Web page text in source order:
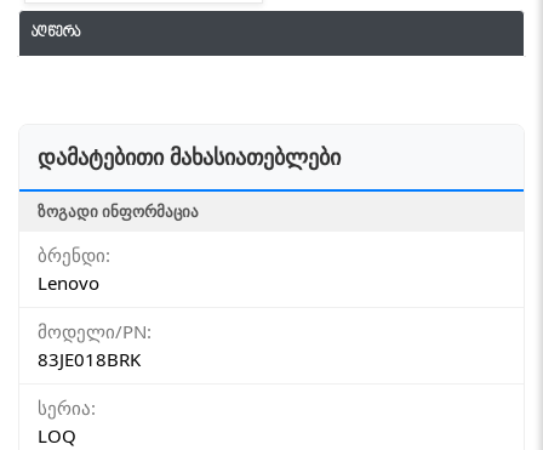
აღწერა
დამატებითი მახასიათებლები
ᲖᲝᲒᲐᲓᲘ ᲘᲜᲤᲝᲠᲛᲐᲪᲘᲐ
ბრენდი:
Lenovo
მოდელი/PN:
83JE018BRK
სერია:
LOQ